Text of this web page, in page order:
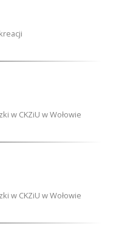
w CKZiU w Wołowie
w CKZiU w Wołowie